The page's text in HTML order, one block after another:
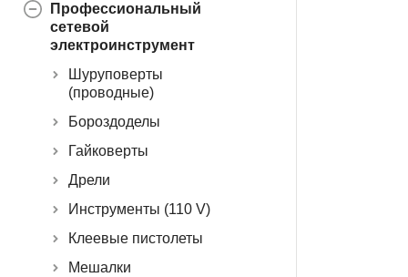
Профессиональный
сетевой
электроинструмент
Шуруповерты
(проводные)
Бороздоделы
Гайковерты
Дрели
Инструменты (110 V)
Клеевые пистолеты
Мешалки